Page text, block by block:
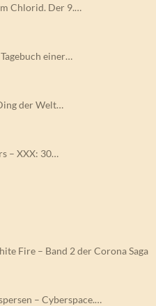
Chlorid. Der 9.…
einer…
der Welt…
– XXX: 30…
Fire – Band 2 der Corona Saga
– Cyberspace.…